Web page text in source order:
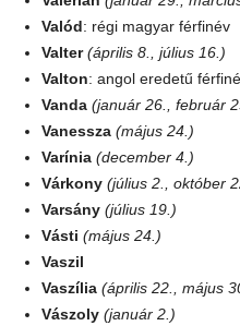
Valód: régi magyar férfinév
Valter (április 8., július 16.)
Valton: angol eredetű
Vanda (január 26., február
Vanessza (május 24.)
Varínia (december 4.)
Várkony (július 2., október
Varsány (július 19.)
Vásti (május 24.)
Vaszil
Vaszília (április 22., május
Vászoly (január 2.)